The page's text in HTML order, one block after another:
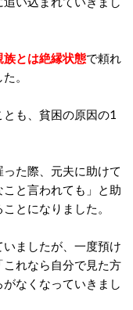
族とは絶縁状態で頼れ
。
とも、貧困の原因の1
た際、元夫に助けて
と言われても」と助
とになりました。
ましたが、一度預け
れなら自分で見た方
なくなっていきまし